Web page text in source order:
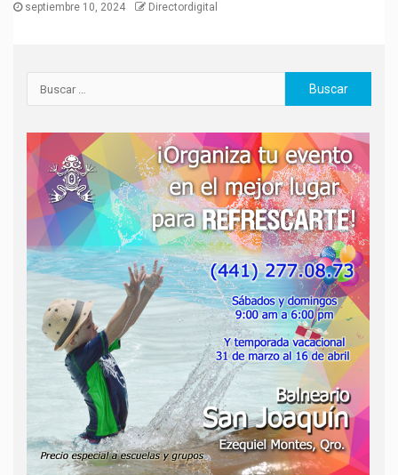
septiembre 10, 2024 Directordigital